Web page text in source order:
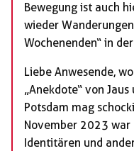
Bewegung ist auch
wieder
Wochenenden“ in
Liebe Anwesende,
„Anekdote“ von
Potsdam mag
November 2023
Identitären und